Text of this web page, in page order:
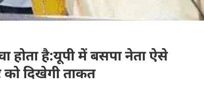
होता है:यूपी में बसपा नेता ऐसे
दिखेगी ताकत